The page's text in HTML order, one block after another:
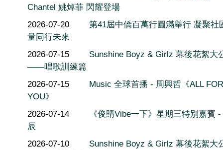
Chantel 姚焯菲 閃耀登場
2026-07-20
第41屆中僑百萬行圓滿舉行 凝聚社
量同行未來
2026-07-15
Sunshine Boyz & Girlz 幕後花絮大
——唱歌訓練篇
2026-07-15
Music 全球首播 - 周興哲《ALL FOR
YOU》
2026-07-14
《俊䝼Vibe一下》星期三特別嘉賓
辰
2026-07-10
Sunshine Boyz & Girlz 幕後花絮大